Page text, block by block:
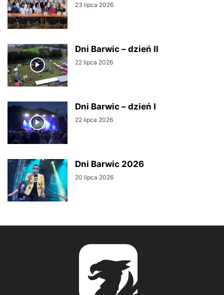
23 lipca 2026
Dni Barwic – dzień II
22 lipca 2026
Dni Barwic – dzień I
22 lipca 2026
Dni Barwic 2026
20 lipca 2026